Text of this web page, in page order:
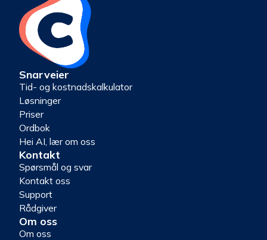
Snarveier
Tid- og kostnadskalkulator
Løsninger
Priser
Ordbok
Hei AI, lær om oss
Kontakt
Spørsmål og svar
Kontakt oss
Support
Rådgiver
Om oss
Om oss